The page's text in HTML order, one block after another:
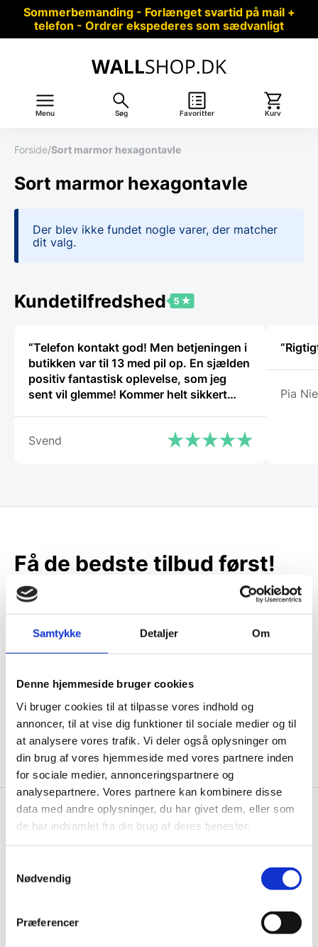
Samtykke Detaljer Om
Denne hjemmeside bruger cookies
Vi bruger cookies til at tilpasse vores indhold og
annoncer, til at vise dig funktioner til sociale medier og til
at analysere vores trafik. Vi deler også oplysninger om
din brug af vores hjemmeside med vores partnere inden
for sociale medier, annonceringspartnere og
analysepartnere. Vores partnere kan kombinere disse
data med andre oplysninger, du har givet dem, eller som
de har indsamlet fra din brug af deres tjenester.
Nødvendig
Præferencer
Sommerbemanding - Forlænget svartid på mail +
telefon - Ordrer ekspederes som sædvanligt
Menu Søg Favoritter Kurv
Forside/Sort marmor hexagontavle
Sort marmor hexagontavle
Der blev ikke fundet nogle varer, der matcher
dit valg.
Kundetilfredshed
“Telefon kontakt god! Men betjeningen i
butikken var til 13 med pil op. En sjælden
positiv fantastisk oplevelse, som jeg
sent vil glemme! Kommer helt sikkert
Svend
Pia
Få de bedste tilbud først!
Husk at tilmelde dig vores nyhedsbrev og vær først
til de bedste tilbud. Og bare rolig, vi spammer dig
ikke, men sender kun relevante tilbud og
informationer til dig.
Ja tak, tilmeld mig
Wallshop.dk
Gastrobutikken ApS
7430 Ikast
Telefon træffetid: